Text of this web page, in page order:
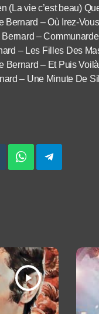
(La vie c’est beau)
Bernard – Où Irez-
–
– Les Filles Des
Bernard – Et Puis
– Une Minute De
play_arrow